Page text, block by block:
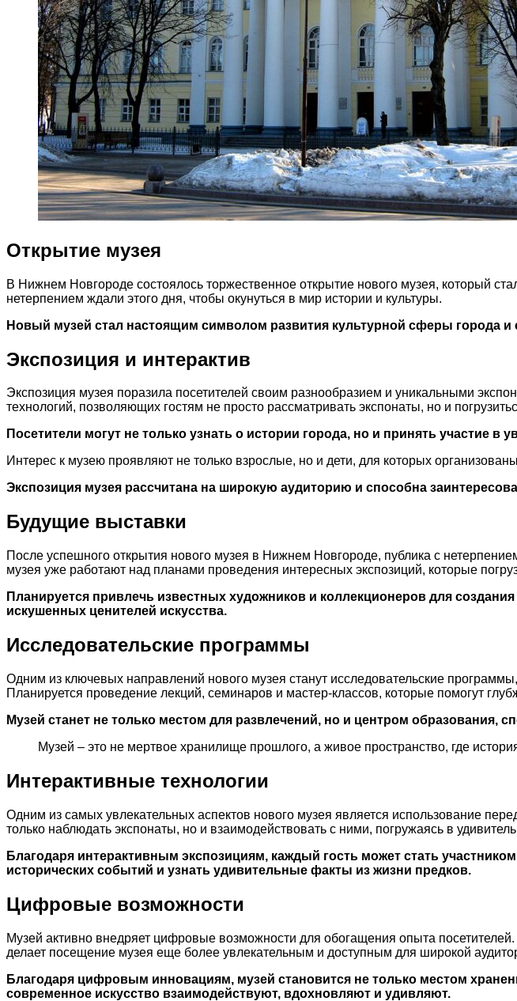
Открытие музея
В Нижнем Новгороде состоялось торжественное открытие нового музея, который
нетерпением ждали этого дня, чтобы окунуться в мир истории и культуры.
Новый музей стал настоящим символом развития культурной сферы города и
Экспозиция и интерактив
Экспозиция музея поразила посетителей своим разнообразием и уникальными
технологий, позволяющих гостям не просто рассматривать экспонаты, но и
Посетители могут не только узнать о истории города, но и принять участие в
Интерес к музею проявляют не только взрослые, но и дети, для которых
Экспозиция музея рассчитана на широкую аудиторию и способна
Будущие выставки
После успешного открытия нового музея в Нижнем Новгороде, публика с
музея уже работают над планами проведения интересных экспозиций, которые
Планируется привлечь известных художников и коллекционеров для
искушенных ценителей искусства.
Исследовательские программы
Одним из ключевых направлений нового музея станут исследовательские
Планируется проведение лекций, семинаров и мастер-классов, которые помогут
Музей станет не только местом для развлечений, но и центром
Музей – это не мертвое хранилище прошлого, а живое пространство, где
Интерактивные технологии
Одним из самых увлекательных аспектов нового музея является использование
только наблюдать экспонаты, но и взаимодействовать с ними, погружаясь в
Благодаря интерактивным экспозициям, каждый гость может стать
исторических событий и узнать удивительные факты из жизни предков.
Цифровые возможности
Музей активно внедряет цифровые возможности для обогащения опыта
делает посещение музея еще более увлекательным и доступным для широкой
Благодаря цифровым инновациям, музей становится не только местом
современное искусство взаимодействуют, вдохновляют и удивляют.